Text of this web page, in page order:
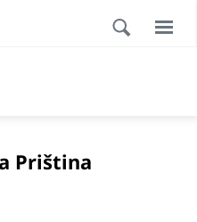
Priština